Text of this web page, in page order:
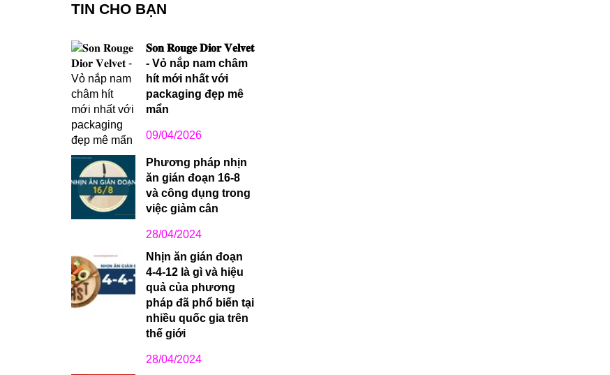
TIN CHO BẠN
𝐒𝐨𝐧 𝐑𝐨𝐮𝐠𝐞 𝐃𝐢𝐨𝐫 𝐕𝐞𝐥𝐯𝐞𝐭
- Vỏ nắp nam châm
hít mới nhất với
packaging đẹp mê
mẩn
09/04/2026
Phương pháp nhịn
ăn gián đoạn 16-8
và công dụng trong
việc giảm cân
28/04/2024
Nhịn ăn gián đoạn
4-4-12 là gì và hiệu
quả của phương
pháp đã phổ biến tại
nhiều quốc gia trên
thế giới
28/04/2024